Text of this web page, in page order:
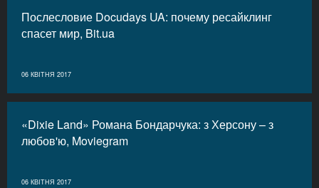
Послесловие Docudays UA: почему ресайклинг
спасет мир, Bit.ua
06 КВІТНЯ 2017
«Dixie Land» Романа Бондарчука: з Херсону – з
любов'ю, Moviegram
06 КВІТНЯ 2017